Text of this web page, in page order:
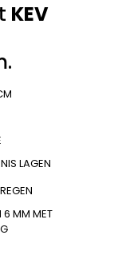
KEV
LAGEN
6 MM MET